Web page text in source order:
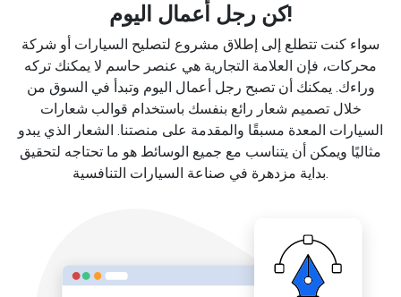
كن رجل أعمال اليوم!
سواء كنت تتطلع إلى إطلاق مشروع لتصليح السيارات أو شركة
محركات، فإن العلامة التجارية هي عنصر حاسم لا يمكنك تركه
وراءك. يمكنك أن تصبح رجل أعمال اليوم وتبدأ في السوق من
خلال تصميم شعار رائع بنفسك باستخدام قوالب شعارات
السيارات المعدة مسبقًا والمقدمة على منصتنا. الشعار الذي يبدو
مثاليًا ويمكن أن يتناسب مع جميع الوسائط هو ما تحتاجه لتحقيق
بداية مزدهرة في صناعة السيارات التنافسية.